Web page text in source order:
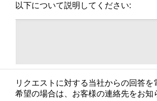
以下について説明してください:
リクエストに対する当社からの回答を
希望の場合は、お客様の連絡先をお知